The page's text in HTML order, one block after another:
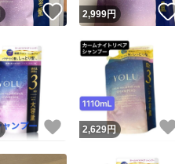
いいね！
2,999円
いいね！
2,629円